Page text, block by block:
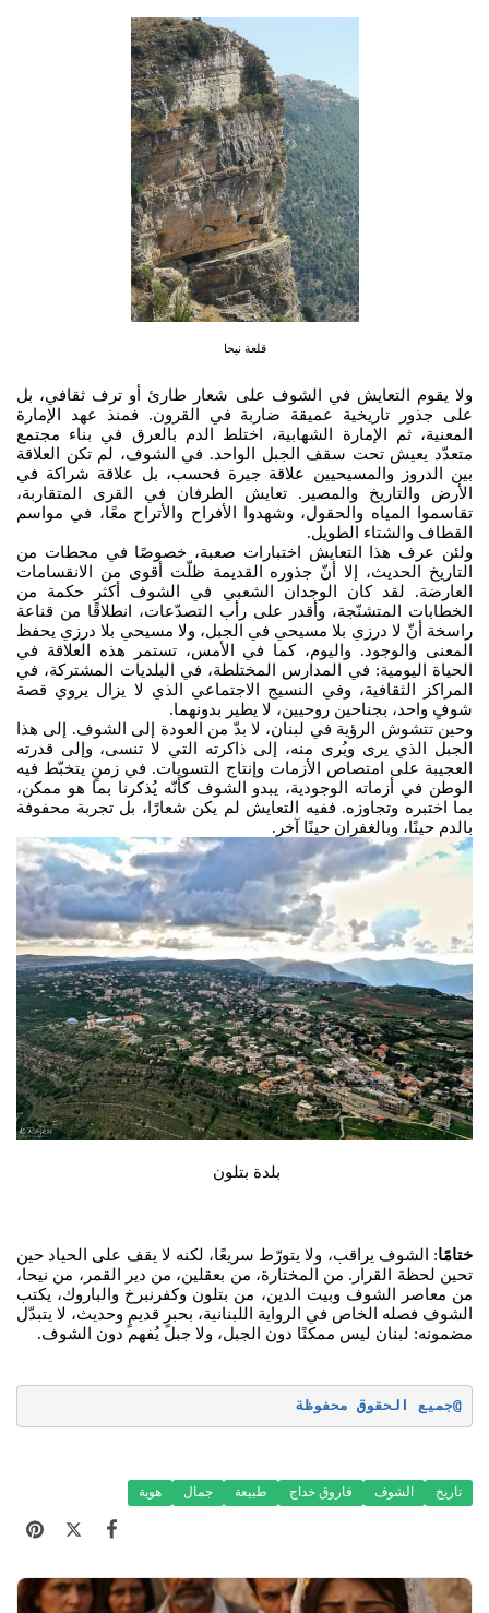
قلعة نيحا
ولا يقوم التعايش في الشوف على شعار طارئ أو ترف ثقافي، بل
على جذور تاريخية عميقة ضاربة في القرون. فمنذ عهد الإمارة
المعنية، ثم الإمارة الشهابية، اختلط الدم بالعرق في بناء مجتمع
متعدّد يعيش تحت سقف الجبل الواحد. في الشوف، لم تكن العلاقة
بين الدروز والمسيحيين علاقة جيرة فحسب، بل علاقة شراكة في
الأرض والتاريخ والمصير. تعايش الطرفان في القرى المتقاربة،
تقاسموا المياه والحقول، وشهدوا الأفراح والأتراح معًا، في مواسم
القطاف والشتاء الطويل.
ولئن عرف هذا التعايش اختبارات صعبة، خصوصًا في محطات من
التاريخ الحديث، إلا أنّ جذوره القديمة ظلّت أقوى من الانقسامات
العارضة. لقد كان الوجدان الشعبي في الشوف أكثر حكمة من
الخطابات المتشنّجة، وأقدر على رأب التصدّعات، انطلاقًا من قناعة
راسخة أنّ لا درزي بلا مسيحي في الجبل، ولا مسيحي بلا درزي يحفظ
المعنى والوجود. واليوم، كما في الأمس، تستمر هذه العلاقة في
الحياة اليومية: في المدارس المختلطة، في البلديات المشتركة، في
المراكز الثقافية، وفي النسيج الاجتماعي الذي لا يزال يروي قصة
شوفٍ واحد، بجناحين روحيين، لا يطير بدونهما.
وحين تتشوش الرؤية في لبنان، لا بدّ من العودة إلى الشوف. إلى هذا
الجبل الذي يرى ويُرى منه، إلى ذاكرته التي لا تنسى، وإلى قدرته
العجيبة على امتصاص الأزمات وإنتاج التسويات. في زمنٍ يتخبّط فيه
الوطن في أزماته الوجودية، يبدو الشوف كأنّه يُذكرنا بما هو ممكن،
بما اختبره وتجاوزه. ففيه التعايش لم يكن شعارًا، بل تجربة محفوفة
بالدم حينًا، وبالغفران حينًا آخر.
بلدة بتلون
ختامًا: الشوف يراقب، ولا يتورّط سريعًا، لكنه لا يقف على الحياد حين
تحين لحظة القرار. من المختارة، من بعقلين، من دير القمر، من نيحا،
من معاصر الشوف وبيت الدين، من بتلون وكفرنبرخ والباروك، يكتب
الشوف فصله الخاص في الرواية اللبنانية، بحبرٍ قديمٍ وحديث، لا يتبدّل
مضمونه: لبنان ليس ممكنًا دون الجبل، ولا جبل يُفهم دون الشوف.
@جميع الحقوق محفوظة
تاريخ الشوف فاروق خداج طبيعة جمال هوية